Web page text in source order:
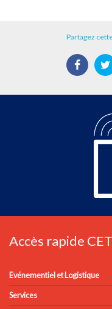
Partagez
Accès rapide
Evénementiel et Logistique
Services